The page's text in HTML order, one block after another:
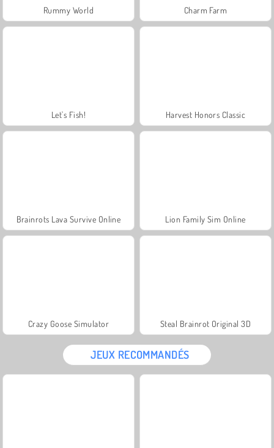
Rummy World Charm Farm
Let's Fish! Harvest Honors Classic
Brainrots Lava Survive Online Lion Family Sim Online
Crazy Goose Simulator Steal Brainrot Original 3D
JEUX RECOMMANDÉS